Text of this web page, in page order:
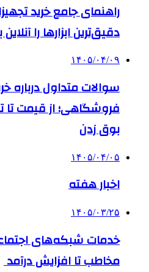
راهنمای جامع خرید
دقیق‌ترین ابزارها را
۱۴۰۵/۰۴/۰۹
سوالات متداول درباره
فروشگاهی؛ از قیمت
بوق زدن
۱۴۰۵/۰۴/۰۵
اخبار هفته
۱۴۰۵/۰۳/۲۵
مخاطب تا افزایش درآمد